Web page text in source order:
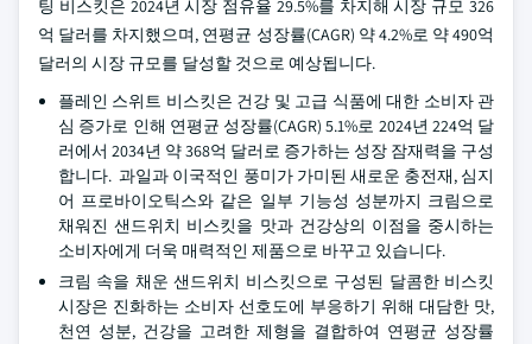
팅 비스킷은 2024년 시장 점유율 29.5%를 차지해 시장 규모 326
억 달러를 차지했으며, 연평균 성장률(CAGR) 약 4.2%로 약 490억
달러의 시장 규모를 달성할 것으로 예상됩니다.
플레인 스위트 비스킷은 건강 및 고급 식품에 대한 소비자 관
심 증가로 인해 연평균 성장률(CAGR) 5.1%로 2024년 224억 달
러에서 2034년 약 368억 달러로 증가하는 성장 잠재력을 구성
합니다. 과일과 이국적인 풍미가 가미된 새로운 충전재, 심지
어 프로바이오틱스와 같은 일부 기능성 성분까지 크림으로
채워진 샌드위치 비스킷을 맛과 건강상의 이점을 중시하는
소비자에게 더욱 매력적인 제품으로 바꾸고 있습니다.
크림 속을 채운 샌드위치 비스킷으로 구성된 달콤한 비스킷
시장은 진화하는 소비자 선호도에 부응하기 위해 대담한 맛,
천연 성분, 건강을 고려한 제형을 결합하여 연평균 성장률